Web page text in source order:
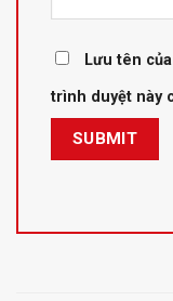
Lưu tên
trình duyệt này